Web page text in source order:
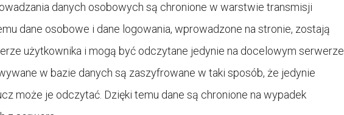
danych osobowych są chronione w warstwie transmisji
dane osobowe i dane logowania, wprowadzone na stronie, zostają
użytkownika i mogą być odczytane jedynie na docelowym serwerze.
w bazie danych są zaszyfrowane w taki sposób, że jedynie
może je odczytać. Dzięki temu dane są chronione na wypadek